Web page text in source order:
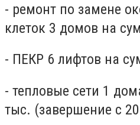
- ремонт по замене
клеток 3 домов на
- ПЕКР 6 лифтов на
- тепловые сети 1
тыс. (завершение с